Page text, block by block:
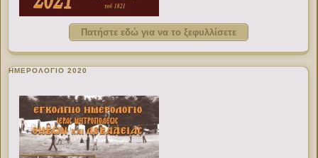
Πατήστε εδώ για να το ξεφυλλίσετε
ΗΜΕΡΟΛΟΓΙΟ 2020